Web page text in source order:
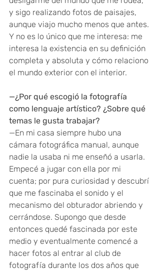
y sigo realizando fotos de paisajes,
aunque viajo mucho menos que antes.
Y no es lo único que me interesa: me
interesa la existencia en su definición
completa y absoluta y cómo relaciono
el mundo exterior con el interior.
—¿Por qué escogió la fotografía
como lenguaje artístico? ¿Sobre qué
temas le gusta trabajar?
—En mi casa siempre hubo una
cámara fotográfica manual, aunque
nadie la usaba ni me enseñó a usarla.
Empecé a jugar con ella por mi
cuenta; por pura curiosidad y descubrí
que me fascinaba el sonido y el
mecanismo del obturador abriendo y
cerrándose. Supongo que desde
entonces quedé fascinada por este
medio y eventualmente comencé a
hacer fotos al entrar al club de
fotografía durante los dos años que